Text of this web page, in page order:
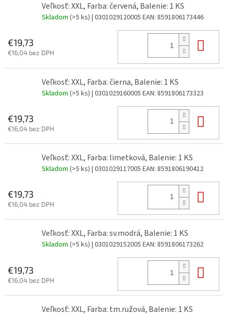
Veľkosť: XXL, Farba: červená, Balenie: 1 KS
Skladom (>5 ks) | 0301029120005 EAN: 8591806173446
€19,73
€16,04 bez DPH
Veľkosť: XXL, Farba: čierna, Balenie: 1 KS
Skladom (>5 ks) | 0301029160005 EAN: 8591806173323
€19,73
€16,04 bez DPH
Veľkosť: XXL, Farba: limetková, Balenie: 1 KS
Skladom (>5 ks) | 0301029117005 EAN: 8591806190412
€19,73
€16,04 bez DPH
Veľkosť: XXL, Farba: sv.modrá, Balenie: 1 KS
Skladom (>5 ks) | 0301029152005 EAN: 8591806173262
€19,73
€16,04 bez DPH
Veľkosť: XXL, Farba: tm.ružová, Balenie: 1 KS